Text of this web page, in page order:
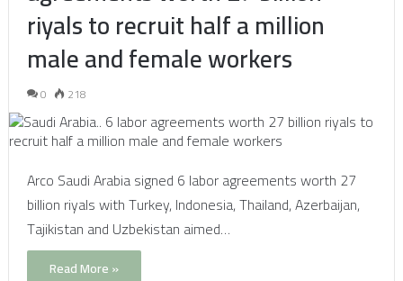
riyals to recruit half a million
male and female workers
0 218
Arco Saudi Arabia signed 6 labor agreements worth 27
billion riyals with Turkey, Indonesia, Thailand, Azerbaijan,
Tajikistan and Uzbekistan aimed…
Read More »